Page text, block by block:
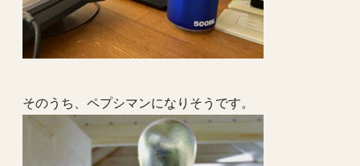
そのうち、ペプシマンになりそうです。